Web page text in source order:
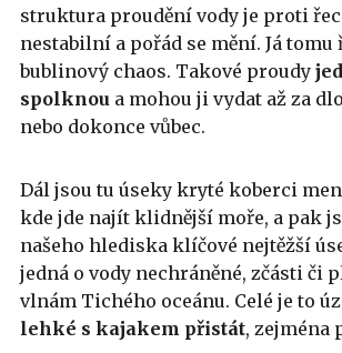
struktura proudění vody je proti
nestabilní a pořád se mění. Já
bublinový chaos. Takové proudy
spolknou a mohou ji vydat až za
nebo dokonce vůbec.
Dál jsou tu úseky kryté koberci
kde jde najít klidnější moře, a pak
našeho hlediska klíčové nejtěžší
jedná o vody nechráněné, zčásti či
vlnám Tichého oceánu. Celé je to
lehké s kajakem přistát, zejména